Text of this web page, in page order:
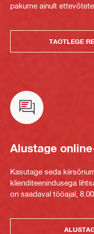
pakume ainult
TAOTLEGE
Alustage
Kasutage seda
klienditeenindusega
on saadaval tööajal,